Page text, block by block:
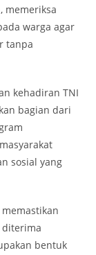
memeriksa
warga agar
tanpa
kehadiran TNI
bagian dari
sosial yang
diterima
bentuk